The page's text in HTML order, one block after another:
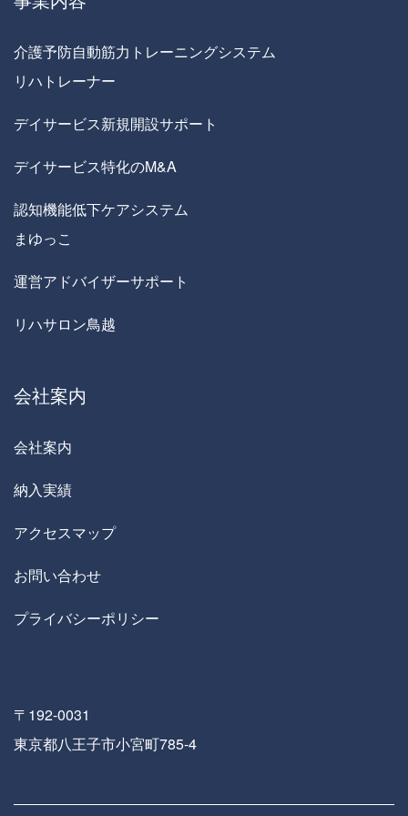
介護予防自動筋力トレーニングシステム
リハトレーナー
デイサービス新規開設サポート
デイサービス特化のM&A
認知機能低下ケアシステム
まゆっこ
運営アドバイザーサポート
リハサロン鳥越
会社案内
会社案内
納入実績
アクセスマップ
お問い合わせ
プライバシーポリシー
〒192-0031
東京都八王子市小宮町785-4